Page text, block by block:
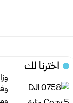
اخترنا لك